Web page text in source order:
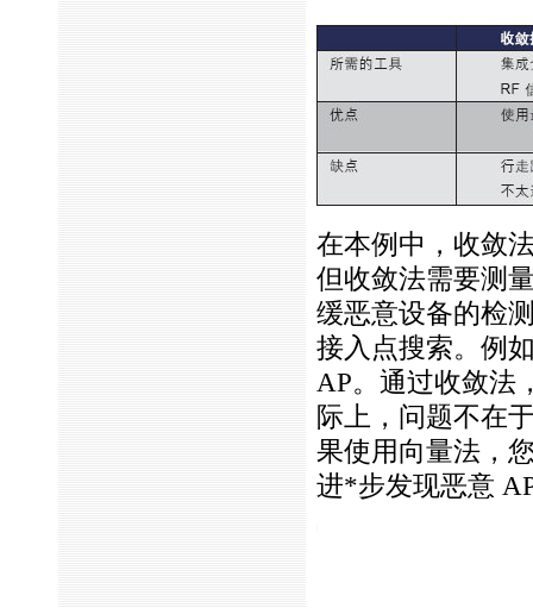
在本例中，收敛
但收敛法需要测
缓恶意设备的检
接入点搜索。例
AP。通过收敛法
际上，问题不在
果使用向量法，
进*步发现恶意